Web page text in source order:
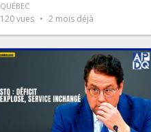
QUÉBEC
120vues 2 mois déjà